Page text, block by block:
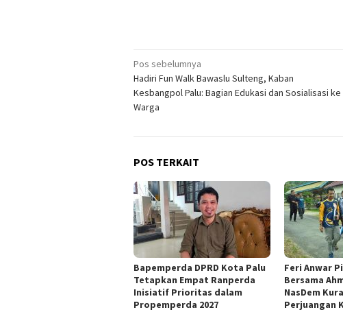
Navigasi
pos
Pos sebelumnya
Hadiri Fun Walk Bawaslu Sulteng, Kaban
Kesbangpol Palu: Bagian Edukasi dan Sosialisasi ke
Warga
POS TERKAIT
Bapemperda DPRD Kota Palu
Tetapkan Empat Ranperda
Inisiatif Prioritas dalam
Propemperda 2027
Feri Anwar
Bersama
NasDem
Perjuangan